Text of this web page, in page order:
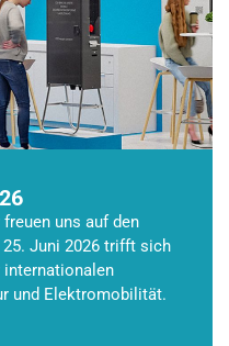
uns auf den
Juni 2026 trifft sich
internationalen
und Elektromobilität.